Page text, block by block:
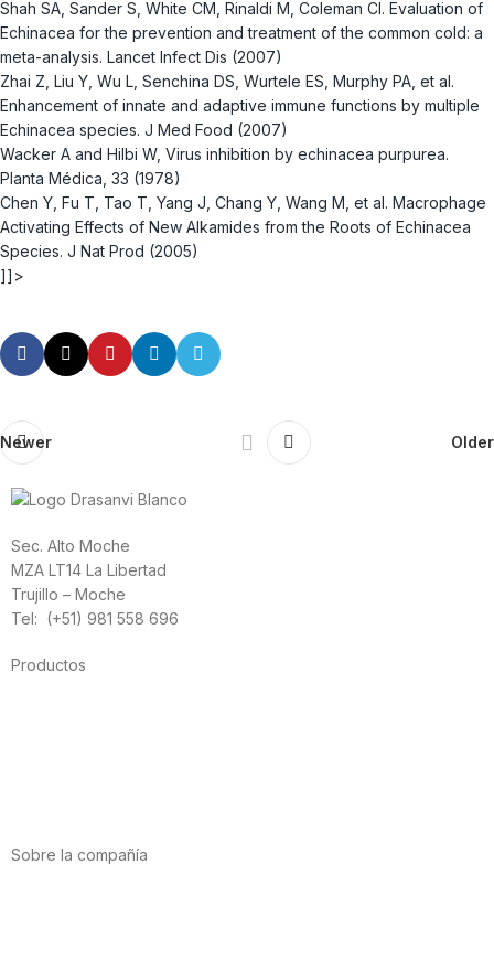
Shah SA, Sander S, White CM, Rinaldi M, Coleman CI. Evaluation of
Echinacea for the prevention and treatment of the common cold: a
meta-analysis. Lancet Infect Dis (2007)
Zhai Z, Liu Y, Wu L, Senchina DS, Wurtele ES, Murphy PA, et al.
Enhancement of innate and adaptive immune functions by multiple
Echinacea species. J Med Food (2007)
Wacker A and Hilbi W, Virus inhibition by echinacea purpurea.
Planta Médica, 33 (1978)
Chen Y, Fu T, Tao T, Yang J, Chang Y, Wang M, et al. Macrophage
Activating Effects of New Alkamides from the Roots of Echinacea
Species. J Nat Prod (2005)
]]>
Newer Older
Sec. Alto Moche
MZA LT14 La Libertad
Trujillo – Moche
Tel: (+51) 981 558 696
Productos
Sobre la compañía